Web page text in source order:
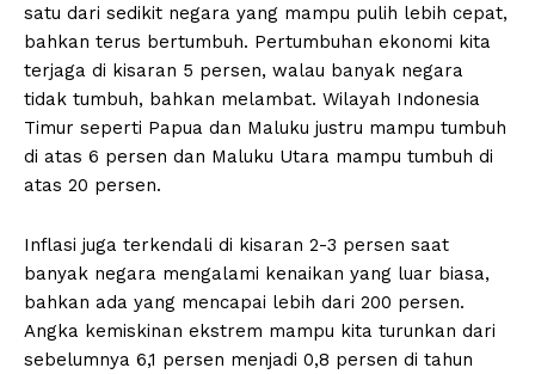
satu dari sedikit negara yang mampu pulih lebih cepat,
bahkan terus bertumbuh. Pertumbuhan ekonomi kita
terjaga di kisaran 5 persen, walau banyak negara
tidak tumbuh, bahkan melambat. Wilayah Indonesia
Timur seperti Papua dan Maluku justru mampu tumbuh
di atas 6 persen dan Maluku Utara mampu tumbuh di
atas 20 persen.
Inflasi juga terkendali di kisaran 2-3 persen saat
banyak negara mengalami kenaikan yang luar biasa,
bahkan ada yang mencapai lebih dari 200 persen.
Angka kemiskinan ekstrem mampu kita turunkan dari
sebelumnya 6,1 persen menjadi 0,8 persen di tahun